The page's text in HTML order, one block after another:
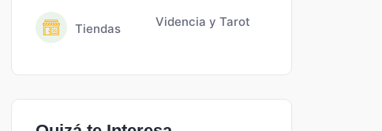
Tiendas Videncia y Tarot